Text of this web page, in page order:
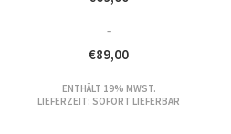
–
€89,00
ENTHÄLT 19% MWST.
LIEFERZEIT: SOFORT LIEFERBAR